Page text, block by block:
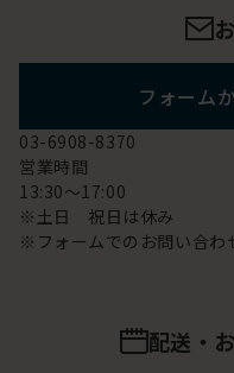
フォーム
03-6908-8370
営業時間
13:30～17:00
※土日 祝日は休み
※フォームでのお問い合わ
配送・